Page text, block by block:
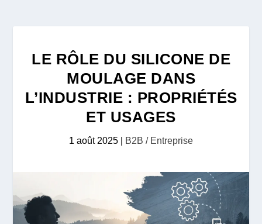
LE RÔLE DU SILICONE DE
MOULAGE DANS
L’INDUSTRIE : PROPRIÉTÉS
ET USAGES
1 août 2025 B2B / Entreprise